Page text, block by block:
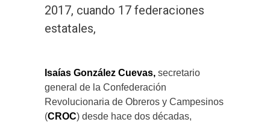
2017, cuando 17 federaciones
estatales,
Isaías González Cuevas, secretario
general de la Confederación
Revolucionaria de Obreros y Campesinos
(CROC) desde hace dos décadas,